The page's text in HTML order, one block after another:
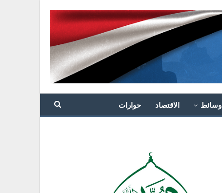
وسائط الاقتصاد حوارات